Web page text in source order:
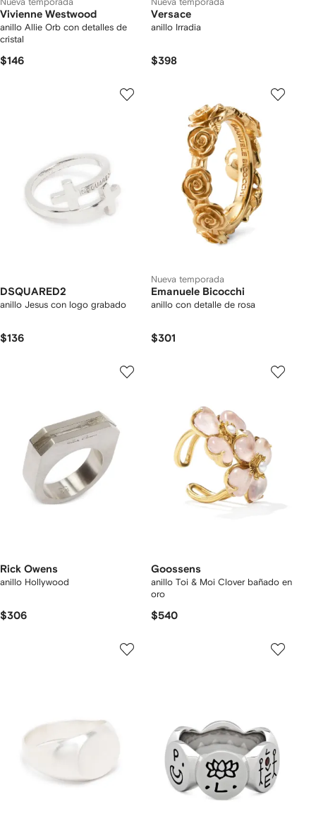
Vivienne Westwood
anillo Allie Orb con detalles de
cristal
$146
Versace
anillo Irradia
$398
DSQUARED2
anillo Jesus con logo grabado
$136
Nueva temporada
Emanuele Bicocchi
anillo con detalle de rosa
$301
Rick Owens
anillo Hollywood
$306
Goossens
anillo Toi & Moi Clover bañado en
oro
$540